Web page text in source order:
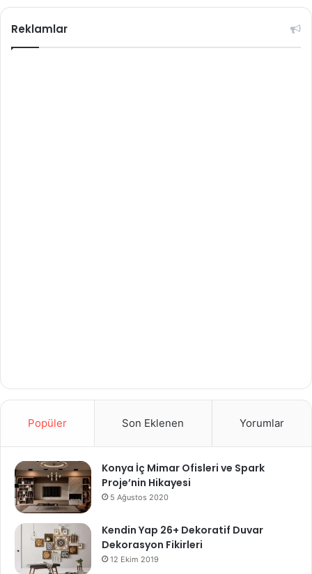
Reklamlar
Popüler Son Eklenen Yorumlar
Konya İç Mimar Ofisleri ve Spark
Proje’nin Hikayesi
5 Ağustos 2020
Kendin Yap 26+ Dekoratif Duvar
Dekorasyon Fikirleri
12 Ekim 2019